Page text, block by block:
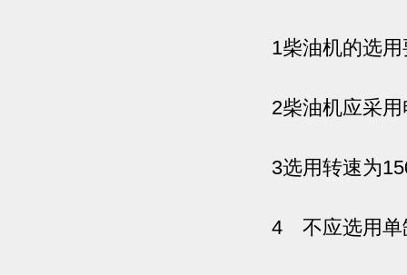
1柴油机的选用
2柴油机应采用
3选用转速为
4 不应选用单